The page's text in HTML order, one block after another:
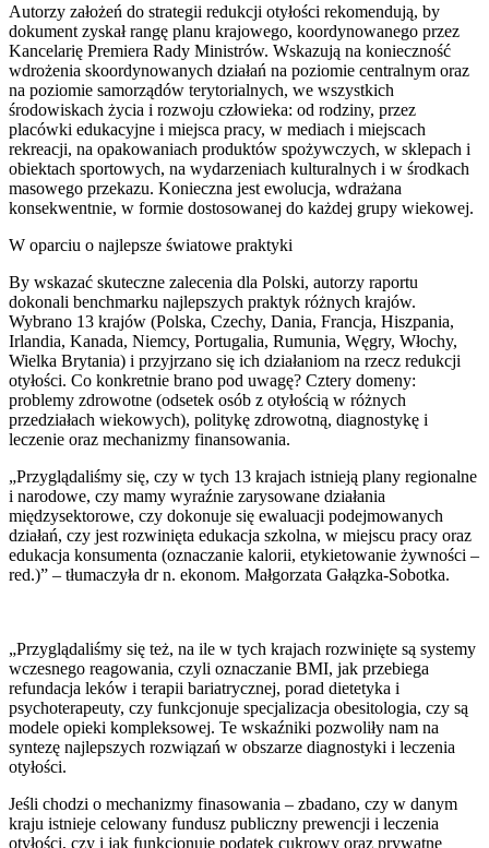
Autorzy założeń do strategii redukcji otyłości rekomendują, by
dokument zyskał rangę planu krajowego, koordynowanego przez
Kancelarię Premiera Rady Ministrów. Wskazują na konieczność
wdrożenia skoordynowanych działań na poziomie centralnym oraz
na poziomie samorządów terytorialnych, we wszystkich
środowiskach życia i rozwoju człowieka: od rodziny, przez
placówki edukacyjne i miejsca pracy, w mediach i miejscach
rekreacji, na opakowaniach produktów spożywczych, w sklepach i
obiektach sportowych, na wydarzeniach kulturalnych i w środkach
masowego przekazu. Konieczna jest ewolucja, wdrażana
konsekwentnie, w formie dostosowanej do każdej grupy wiekowej.
W oparciu o najlepsze światowe praktyki
By wskazać skuteczne zalecenia dla Polski, autorzy raportu
dokonali benchmarku najlepszych praktyk różnych krajów.
Wybrano 13 krajów (Polska, Czechy, Dania, Francja, Hiszpania,
Irlandia, Kanada, Niemcy, Portugalia, Rumunia, Węgry, Włochy,
Wielka Brytania) i przyjrzano się ich działaniom na rzecz redukcji
otyłości. Co konkretnie brano pod uwagę? Cztery domeny:
problemy zdrowotne (odsetek osób z otyłością w różnych
przedziałach wiekowych), politykę zdrowotną, diagnostykę i
leczenie oraz mechanizmy finansowania.
„Przyglądaliśmy się, czy w tych 13 krajach istnieją plany regionalne
i narodowe, czy mamy wyraźnie zarysowane działania
międzysektorowe, czy dokonuje się ewaluacji podejmowanych
działań, czy jest rozwinięta edukacja szkolna, w miejscu pracy oraz
edukacja konsumenta (oznaczanie kalorii, etykietowanie żywności –
red.)” – tłumaczyła dr n. ekonom. Małgorzata Gałązka-Sobotka.
„Przyglądaliśmy się też, na ile w tych krajach rozwinięte są systemy
wczesnego reagowania, czyli oznaczanie BMI, jak przebiega
refundacja leków i terapii bariatrycznej, porad dietetyka i
psychoterapeuty, czy funkcjonuje specjalizacja obesitologia, czy są
modele opieki kompleksowej. Te wskaźniki pozwoliły nam na
syntezę najlepszych rozwiązań w obszarze diagnostyki i leczenia
otyłości.
Jeśli chodzi o mechanizmy finasowania – zbadano, czy w danym
kraju istnieje celowany fundusz publiczny prewencji i leczenia
otyłości, czy i jak funkcjonuje podatek cukrowy oraz prywatne